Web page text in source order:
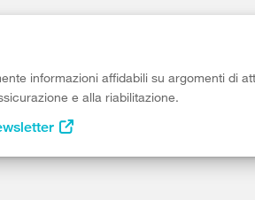
informazioni affidabili su argomenti di
e alla riabilitazione.